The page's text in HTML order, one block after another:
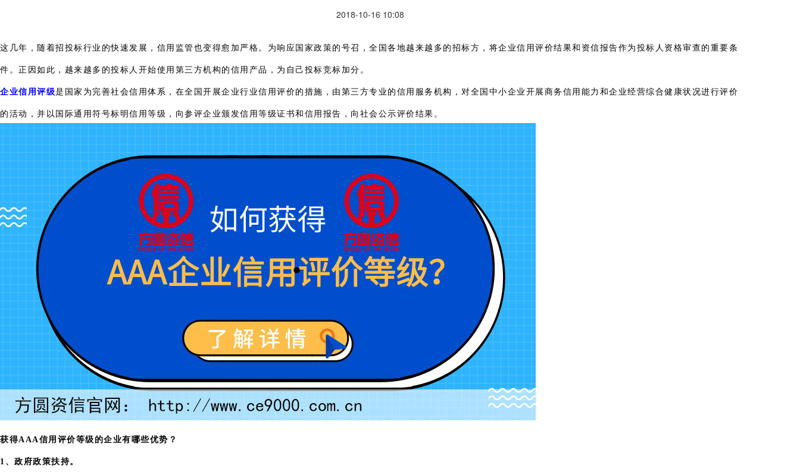
2018-10-16 10:08
这几年，随着招投标行业的快速发展，信用监管也变得愈加严格。为响应国家政策的号召，全国各地越来越多的招标方，将企业信用评价结果和资信报告作为投标人资格审查的重要条
件。正因如此，越来越多的投标人开始使用第三方机构的信用产品，为自己投标竞标加分。
企业信用评级是国家为完善社会信用体系，在全国开展企业行业信用评价的措施，由第三方专业的信用服务机构，对全国中小企业开展商务信用能力和企业经营综合健康状况进行评价
的活动，并以国际通用符号标明信用等级，向参评企业颁发信用等级证书和信用报告，向社会公示评价结果。
获得AAA信用评价等级的企业有哪些优势？
1、政府政策扶持。